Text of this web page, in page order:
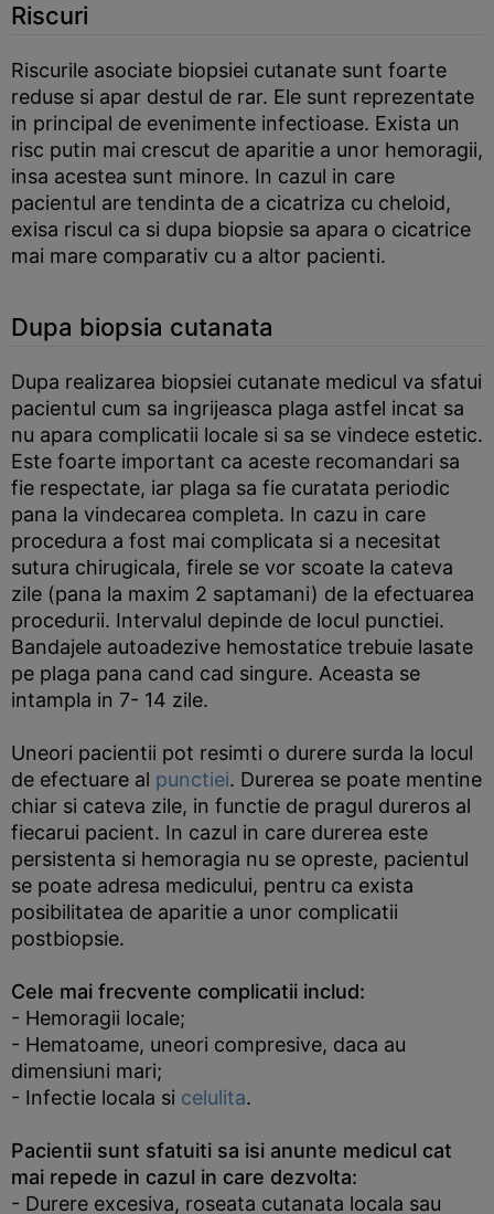
Riscuri
Riscurile asociate biopsiei cutanate sunt foarte
reduse si apar destul de rar. Ele sunt reprezentate
in principal de evenimente infectioase. Exista un
risc putin mai crescut de aparitie a unor hemoragii,
insa acestea sunt minore. In cazul in care
pacientul are tendinta de a cicatriza cu cheloid,
exisa riscul ca si dupa biopsie sa apara o cicatrice
mai mare comparativ cu a altor pacienti.
Dupa biopsia cutanata
Dupa realizarea biopsiei cutanate medicul va sfatui
pacientul cum sa ingrijeasca plaga astfel incat sa
nu apara complicatii locale si sa se vindece estetic.
Este foarte important ca aceste recomandari sa
fie respectate, iar plaga sa fie curatata periodic
pana la vindecarea completa. In cazu in care
procedura a fost mai complicata si a necesitat
sutura chirugicala, firele se vor scoate la cateva
zile (pana la maxim 2 saptamani) de la efectuarea
procedurii. Intervalul depinde de locul punctiei.
Bandajele autoadezive hemostatice trebuie lasate
pe plaga pana cand cad singure. Aceasta se
intampla in 7- 14 zile.
Uneori pacientii pot resimti o durere surda la locul
de efectuare al punctiei. Durerea se poate mentine
chiar si cateva zile, in functie de pragul dureros al
fiecarui pacient. In cazul in care durerea este
persistenta si hemoragia nu se opreste, pacientul
se poate adresa medicului, pentru ca exista
posibilitatea de aparitie a unor complicatii
postbiopsie.
Cele mai frecvente complicatii includ:
- Hemoragii locale;
- Hematoame, uneori compresive, daca au
dimensiuni mari;
- Infectie locala si celulita.
Pacientii sunt sfatuiti sa isi anunte medicul cat
mai repede in cazul in care dezvolta:
- Durere excesiva, roseata cutanata locala sau